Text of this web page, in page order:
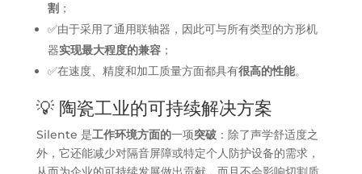
割；
✅由于采用了通用联轴器，因此可与所有类型的方形机
器实现最大程度的兼容；
✅在速度、精度和加工质量方面都具有很高的性能。
💡 陶瓷工业的可持续解决方案
Silente 是工作环境方面的一项突破：除了声学舒适度之
外，它还能减少对隔音屏障或特定个人防护设备的需求，